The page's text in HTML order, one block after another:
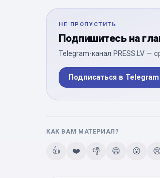
НЕ ПРОПУСТИТЬ
Подпишитесь на
Telegram-канал PRESS.LV —
Подписаться в Telegram
КАК ВАМ МАТЕРИАЛ?
👍 ❤️ 👎 😄 😮